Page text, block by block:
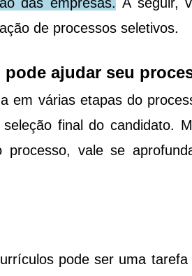
de processos seletivos.
ajudar seu
em várias etapas do
final do candidato.
vale se
pode ser uma